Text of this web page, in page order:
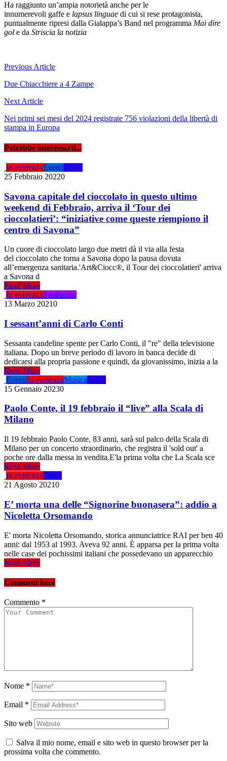
Ha raggiunto un’ampia notorietà anche per le
innumerevoli gaffe e lapsus linguae di cui si rese protagonista,
puntualmente ripresi dalla Gialappa’s Band nel programma Mai dire
gol e da Striscia la notizia
Navigazione
articoli
Previous Article
Due Chiacchiere a 4 Zampe
Next Article
Nei primi sei mesi del 2024 registrate 756 violazioni della libertà di
stampa in Europa
Potrebbe interessarti...
In evidenzaEventiNews
25 Febbraio 20220
Savona capitale del cioccolato in questo ultimo
weekend di Febbraio, arriva il ‘Tour dei
cioccolatieri’: “iniziative come queste riempiono il
centro di Savona”
Un cuore di cioccolato largo due metri dà il via alla festa
del cioccolato che torna a Savona dopo la pausa dovuta
all’emergenza sanitaria.'Art&Ciocc®, il Tour dei cioccolatieri' arriva
a Savona d
Read More
In evidenzaSpettacolo
13 Marzo 20210
I sessant’anni di Carlo Conti
Sessanta candeline spente per Carlo Conti, il "re" della televisione
italiana. Dopo un breve periodo di lavoro in banca decide di
dedicarsi alla propria passione e quindi, da giovanissimo, inizia a la
Read More
EventiIn evidenzaMusicaNews
15 Gennaio 20230
Paolo Conte, il 19 febbraio il “live” alla Scala di
Milano
Il 19 febbraio Paolo Conte, 83 anni, sarà sul palco della Scala di
Milano per un concerto straordinario, che registra il 'sold out' a
poche ore dalla messa in vendita.E'la prima volta che La Scala sce
Read More
In evidenzaNews
21 Agosto 20210
E’ morta una delle “Signorine buonasera”: addio a
Nicoletta Orsomando
E' morta Nicoletta Orsomando, storica annunciatrice RAI per ben 40
anni: dal 1953 al 1993. Aveva 92 anni. È apparsa per la prima volta
nelle case dei pochissimi italiani che possedevano un apparecchio
Read More
Comment here
Commento *
Nome *
Email *
Sito web
Salva il mio nome, email e sito web in questo browser per la
prossima volta che commento.